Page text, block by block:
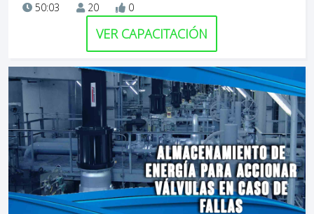
50:03 20 0
VER CAPACITACIÓN